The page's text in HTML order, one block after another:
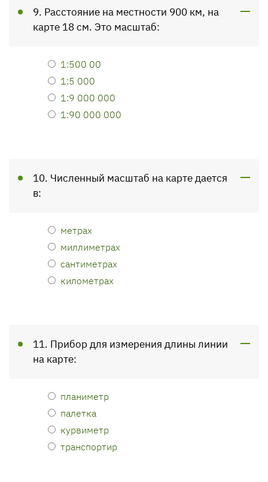
9. Расстояние на местности 900 км, на
карте 18 см. Это масштаб:
1:500 00
1:5 000
1:9 000 000
1:90 000 000
10. Численный масштаб на карте дается
в:
метрах
миллиметрах
сантиметрах
километрах
11. Прибор для измерения длины линии
на карте:
планиметр
палетка
курвиметр
транспортир